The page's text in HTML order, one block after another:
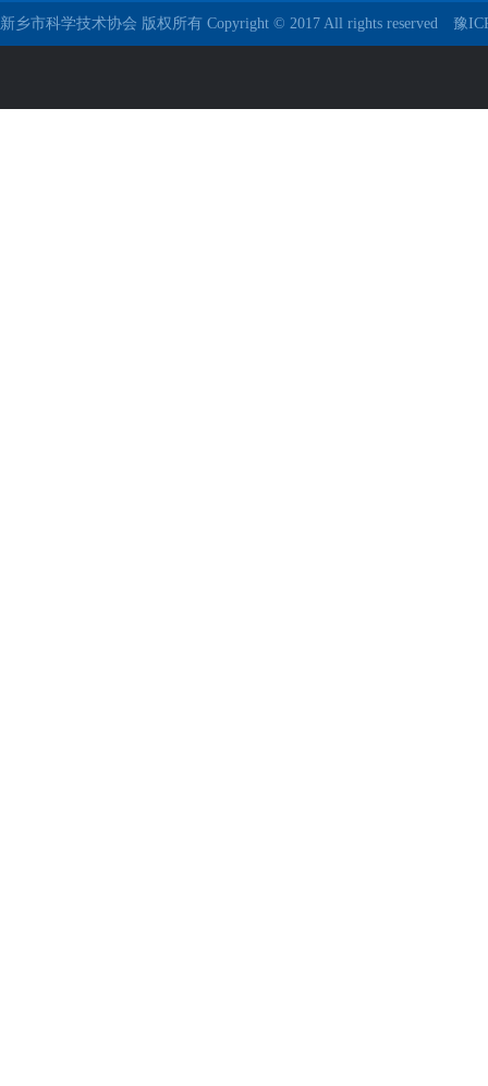
新乡市科学技术协会 版权所有 Copyright © 2017 All rights reserved 豫